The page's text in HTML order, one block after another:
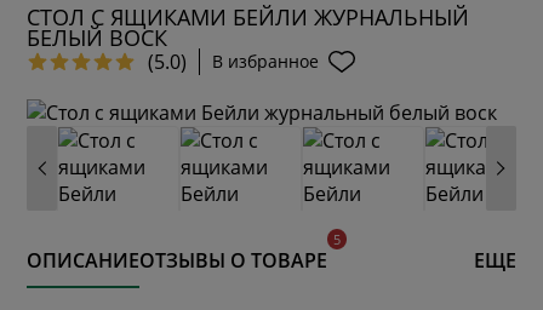
СТОЛ С ЯЩИКАМИ БЕЙЛИ ЖУРНАЛЬНЫЙ
БЕЛЫЙ ВОСК
(5.0) В избранное
ОПИСАНИЕОТЗЫВЫ О ТОВАРЕ ЕЩЕ